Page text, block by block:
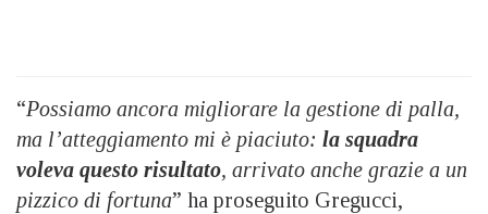
“Possiamo ancora migliorare la gestione di palla,
ma l’atteggiamento mi è piaciuto: la squadra
voleva questo risultato, arrivato anche grazie a un
pizzico di fortuna” ha proseguito Gregucci,